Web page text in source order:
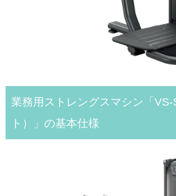
業務用ストレングスマシン「
ト）」の基本仕様